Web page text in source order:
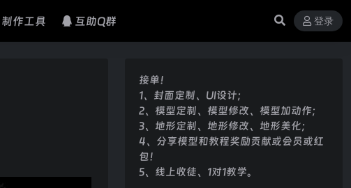
制作工具 互助Q群 登录
接单！
1、封面定制、UI设计；
2、模型定制、模型修改、模型加动作；
3、地形定制、地形修改、地形美化；
4、分享模型和教程奖励贡献或会员或红
包！
5、线上收徒、1对1教学。